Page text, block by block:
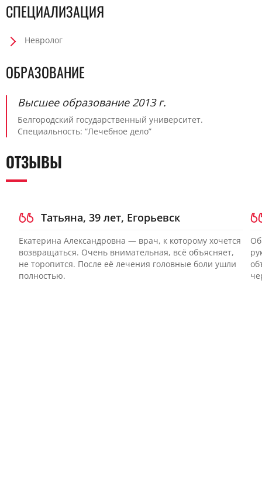
СПЕЦИАЛИЗАЦИЯ
Невролог
ОБРАЗОВАНИЕ
Высшее образование 2013 г.
Белгородский государственный университет.
Специальность: “Лечебное дело”
ОТЗЫВЫ
Татьяна, 39 лет, Егорьевск
Екатерина Александровна — врач, к которому хочется
возвращаться. Очень внимательная, всё объясняет,
не торопится. После её лечения головные боли ушли
полностью.